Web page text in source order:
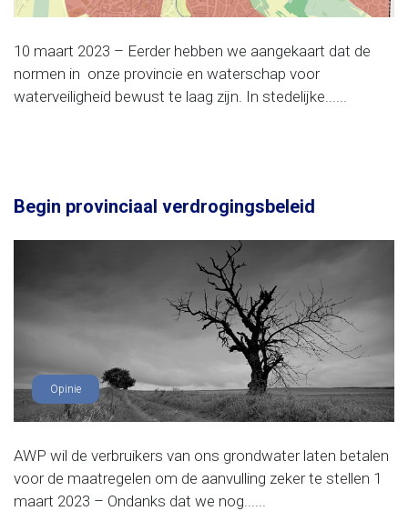
10 maart 2023 – Eerder hebben we aangekaart dat de
normen in onze provincie en waterschap voor
waterveiligheid bewust te laag zijn. In stedelijke......
Begin provinciaal verdrogingsbeleid
Opinie
AWP wil de verbruikers van ons grondwater laten betalen
voor de maatregelen om de aanvulling zeker te stellen 1
maart 2023 – Ondanks dat we nog......